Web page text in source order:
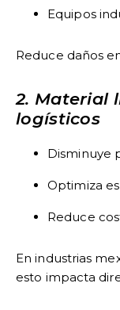
Equipos
Reduce daños
2. Material
logísticos
Disminuye
Optimiza
Reduce
En industrias
esto impacta